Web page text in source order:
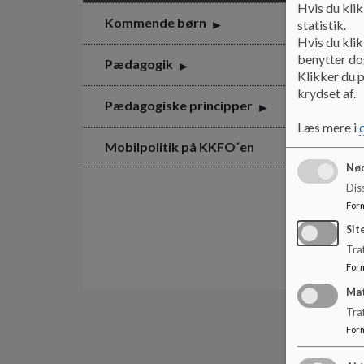
Kommende børn
Pædagogik
Pædagogiske principper
Mobilpolitik på KKFO´en
Hvis du
statistik.
Hvis du
benytter
Klikker du
krydset af.
Læs mere i